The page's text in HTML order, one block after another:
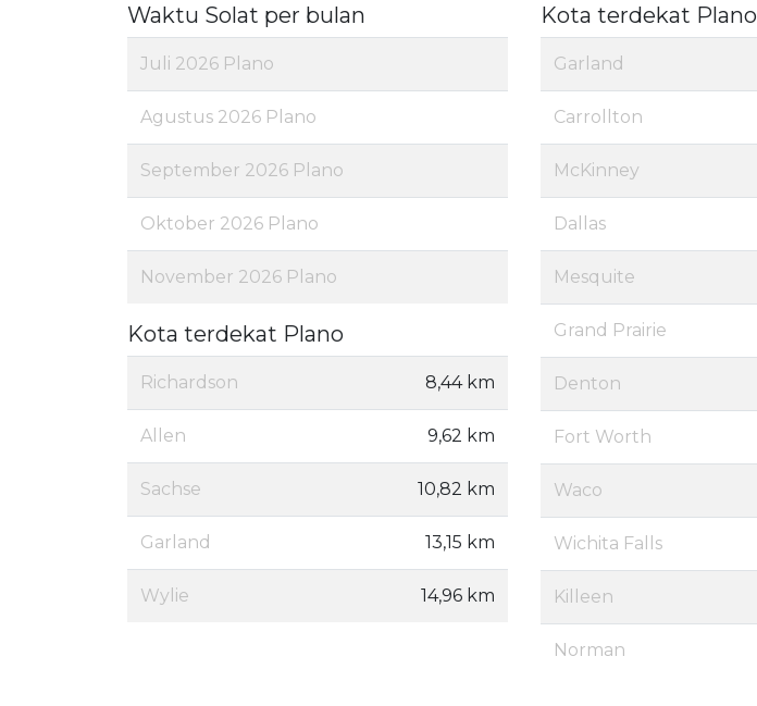
Waktu Solat per bulan
Juli 2026 Plano
Agustus 2026 Plano
September 2026 Plano
Oktober 2026 Plano
November 2026 Plano
Kota terdekat Plano
Richardson 8,44 km
Allen 9,62 km
Sachse 10,82 km
Garland 13,15 km
Wylie 14,96 km
Kota terdekat Plano
Garland
Carrollton
McKinney
Dallas
Mesquite
Grand Prairie
Denton
Fort Worth
Waco
Wichita Falls
Killeen
Norman